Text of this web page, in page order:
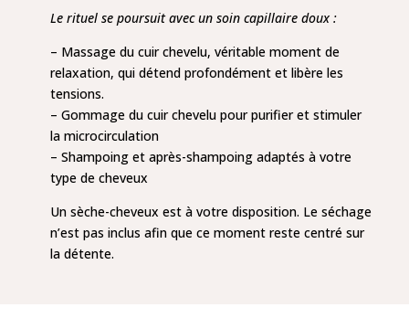
Le rituel se poursuit avec un soin capillaire doux :
– Massage du cuir chevelu, véritable moment de
relaxation, qui détend profondément et libère les
tensions.
– Gommage du cuir chevelu pour purifier et stimuler
la microcirculation
– Shampoing et après-shampoing adaptés à votre
type de cheveux
Un sèche-cheveux est à votre disposition. Le séchage
n’est pas inclus afin que ce moment reste centré sur
la détente.